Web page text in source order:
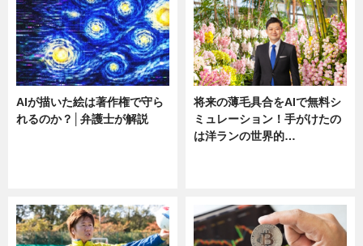
AIが描いた絵は著作権で守ら
れるのか？│弁護士が解説
将来の薄毛具合をAIで無料シ
ミュレーション！手がけたの
は洋ランの世界的…